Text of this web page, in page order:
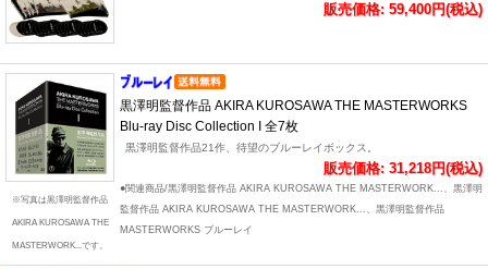
販売価格: 59,400円(税込)
※写真は黒澤明監督作品
AKIRA KUROSAWA THE
MASTERWORK...です。
黒澤明監督作品 AKIRA KUROSAWA THE MASTERWORKS
Blu-ray Disc Collection I 全7枚
黒澤明監督作品21作、待望のブルーレイボックス。
販売価格: 31,218円(税込)
●関連商品/黒澤明監督作品 AKIRA KUROSAWA THE MASTERWORK...、黒澤明
監督作品 AKIRA KUROSAWA THE MASTERWORK...、黒澤明監督作品
MASTERWORKS ブルーレイ